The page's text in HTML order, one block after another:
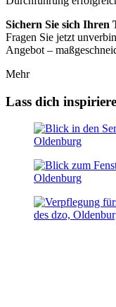
Sichern Sie sich Ihren
Fragen Sie jetzt
Angebot –
Mehr
Lass dich